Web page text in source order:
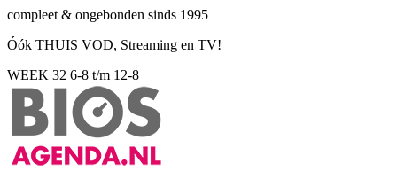
compleet & ongebonden sinds 1995
Óók THUIS VOD, Streaming en TV!
WEEK 32 6-8 t/m 12-8